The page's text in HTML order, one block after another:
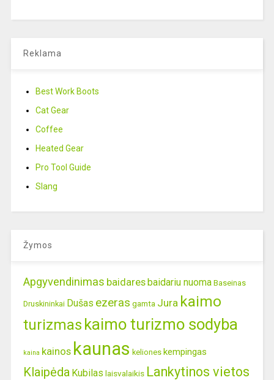
Reklama
Best Work Boots
Cat Gear
Coffee
Heated Gear
Pro Tool Guide
Slang
Žymos
Apgyvendinimas baidaresbaidariu nuoma Baseinas
Druskininkai Dušas ezeras gamta Jura kaimo
turizmas kaimo turizmo sodyba
kaina kainos kaunas keliones kempingas
Klaipėda Kubilas laisvalaikis Lankytinos vietos